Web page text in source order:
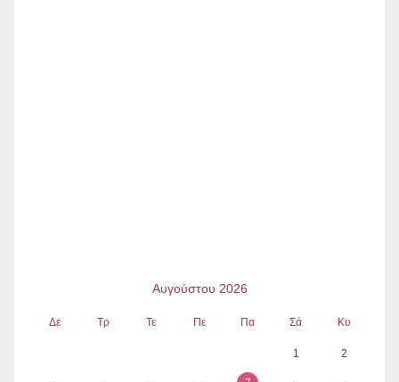
Αυγούστου 2026
Δε Τρ Τε Πε Πα Σά Κυ
1 2